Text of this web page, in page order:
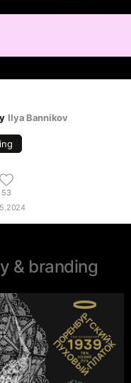
Ilya Bannikov
53
& branding